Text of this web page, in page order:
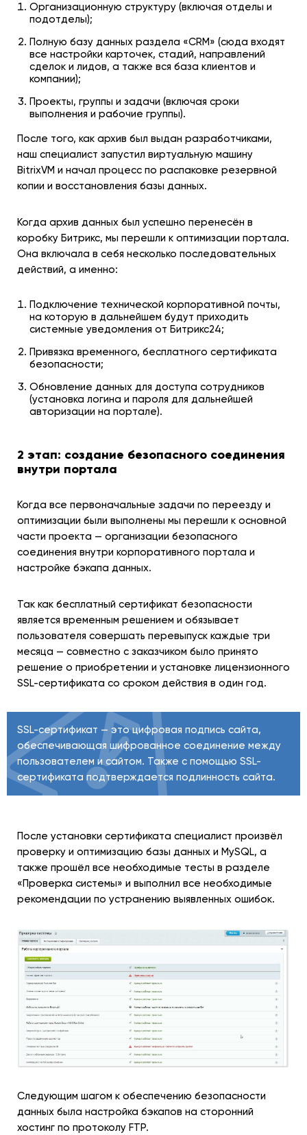
Организационную структуру (включая отделы и
подотделы);
Полную базу данных раздела «CRM» (сюда входят
все настройки карточек, стадий, направлений
сделок и лидов, а также вся база клиентов и
компании);
Проекты, группы и задачи (включая сроки
выполнения и рабочие группы).
После того, как архив был выдан разработчиками,
наш специалист запустил виртуальную машину
BitrixVM и начал процесс по распаковке резервной
копии и восстановления базы данных.
Когда архив данных был успешно перенесён в
коробку Битрикс, мы перешли к оптимизации портала.
Она включала в себя несколько последовательных
действий, а именно:
Подключение технической корпоративной почты,
на которую в дальнейшем будут приходить
системные уведомления от Битрикс24;
Привязка временного, бесплатного сертификата
безопасности;
Обновление данных для доступа сотрудников
(установка логина и пароля для дальнейшей
авторизации на портале).
2 этап: создание безопасного соединения
внутри портала
Когда все первоначальные задачи по переезду и
оптимизации были выполнены мы перешли к основной
части проекта — организации безопасного
соединения внутри корпоративного портала и
настройке бэкапа данных.
Так как бесплатный сертификат безопасности
является временным решением и обязывает
пользователя совершать перевыпуск каждые три
месяца — совместно с заказчиком было принято
решение о приобретении и установке лицензионного
SSL-сертификата со сроком действия в один год.
SSL-сертификат — это цифровая подпись сайта,
обеспечивающая шифрованное соединение между
пользователем и сайтом. Также с помощью SSL-
сертификата подтверждается подлинность сайта.
После установки сертификата специалист произвёл
проверку и оптимизацию базы данных и MySQL, а
также прошёл все необходимые тесты в разделе
«Проверка системы» и выполнил все необходимые
рекомендации по устранению выявленных ошибок.
Следующим шагом к обеспечению безопасности
данных была настройка бэкапов на сторонний
хостинг по протоколу FTP.